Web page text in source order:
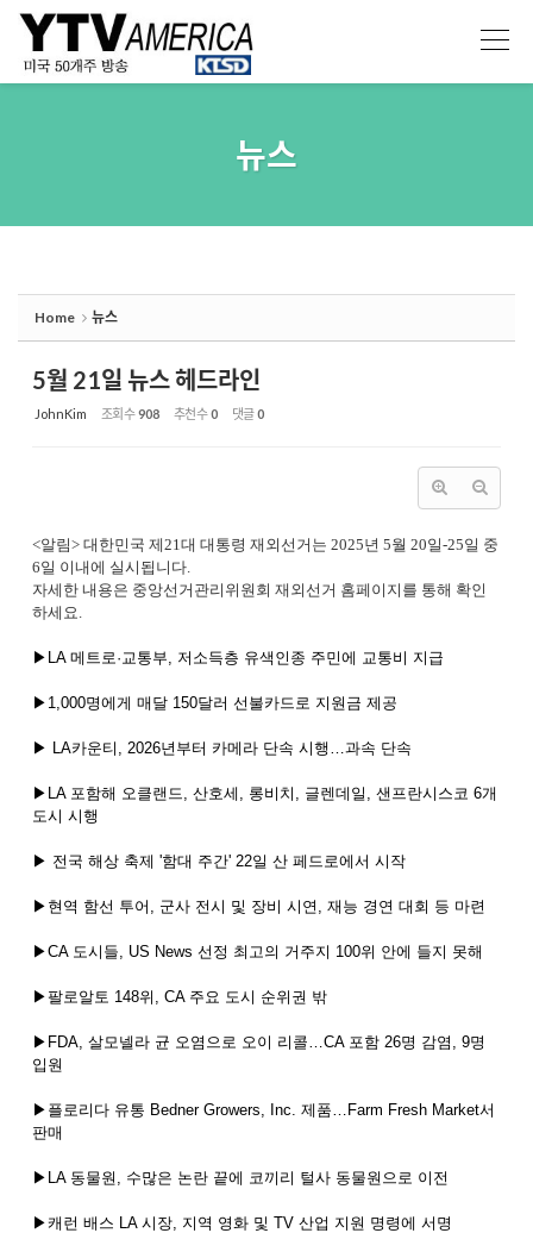
뉴스
Home 뉴스
5월 21일 뉴스 헤드라인
JohnKim 조회 수908 추천 수0 댓글0
<알림> 대한민국 제21대 대통령 재외선거는 2025년 5월 20일-25일 중
6일 이내에 실시됩니다.
자세한 내용은 중앙선거관리위원회 재외선거 홈페이지를 통해 확인
하세요.
▶LA 메트로·교통부, 저소득층 유색인종 주민에 교통비 지급
▶1,000명에게 매달 150달러 선불카드로 지원금 제공
▶ LA카운티, 2026년부터 카메라 단속 시행…과속 단속
▶LA 포함해 오클랜드, 산호세, 롱비치, 글렌데일, 샌프란시스코 6개
도시 시행
▶ 전국 해상 축제 '함대 주간' 22일 산 페드로에서 시작
▶현역 함선 투어, 군사 전시 및 장비 시연, 재능 경연 대회 등 마련
▶CA 도시들, US News 선정 최고의 거주지 100위 안에 들지 못해
▶팔로알토 148위, CA 주요 도시 순위권 밖
▶FDA, 살모넬라 균 오염으로 오이 리콜…CA 포함 26명 감염, 9명
입원
▶플로리다 유통 Bedner Growers, Inc. 제품…Farm Fresh Market서
판매
▶LA 동물원, 수많은 논란 끝에 코끼리 털사 동물원으로 이전
▶캐런 배스 LA 시장, 지역 영화 및 TV 산업 지원 명령에 서명